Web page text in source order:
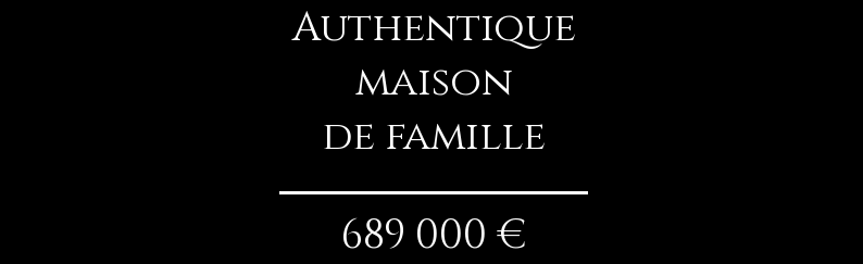
Authentique
maison
de famille
689 000 €